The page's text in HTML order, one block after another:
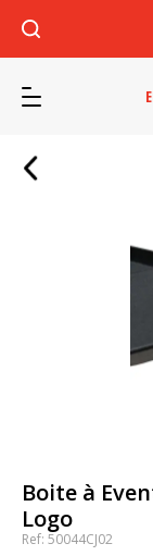
Boite à
Logo
Ref: 50044CJ02